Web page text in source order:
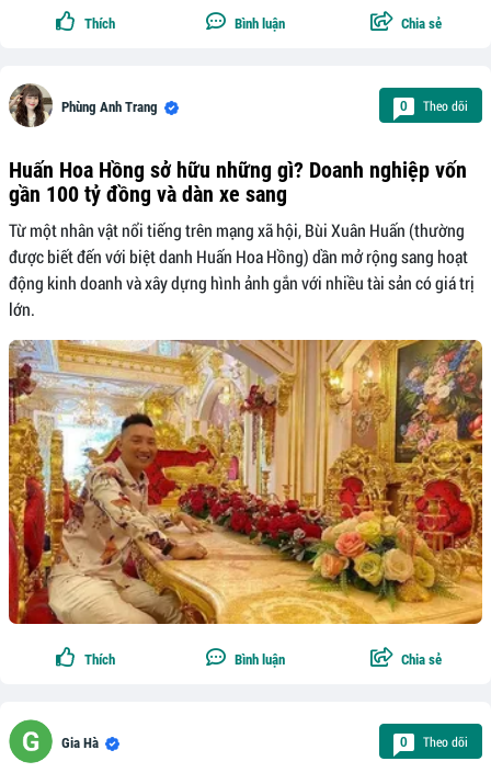
Thích Bình luận Chia sẻ
Phùng Anh Trang 0 Theo dõi
Huấn Hoa Hồng sở hữu những gì? Doanh nghiệp vốn
gần 100 tỷ đồng và dàn xe sang
Từ một nhân vật nổi tiếng trên mạng xã hội, Bùi Xuân Huấn (thường
được biết đến với biệt danh Huấn Hoa Hồng) dần mở rộng sang hoạt
động kinh doanh và xây dựng hình ảnh gắn với nhiều tài sản có giá trị
lớn.
Thích Bình luận Chia sẻ
Gia Hà 0 Theo dõi